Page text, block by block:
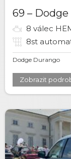
69 –
8 válec
8st
Dodge Durango
Zobrazit